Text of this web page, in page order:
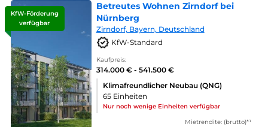
KfW-Förderung
verfügbar
Betreutes Wohnen Zirndorf bei
Nürnberg
Zirndorf, Bayern, Deutschland
KfW-Standard
Kaufpreis:
314.000 € - 541.500 €
Klimafreundlicher Neubau (QNG)
65 Einheiten
Nur noch wenige Einheiten verfügbar
Mietrendite: (brutto)*¹